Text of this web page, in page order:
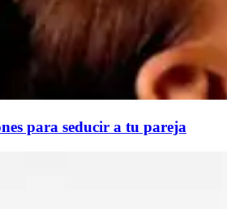
para seducir a tu pareja